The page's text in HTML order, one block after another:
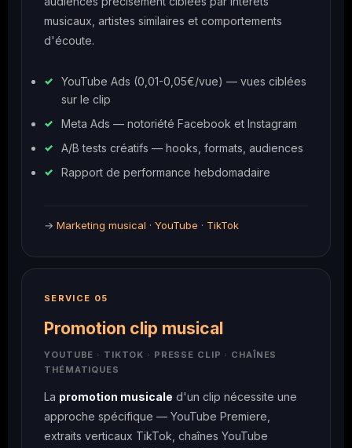
musicaux, artistes similaires et comportements
d'écoute.
YouTube Ads (0,01-0,05€/vue) — vues ciblées
sur le clip
Meta Ads — notoriété Facebook et Instagram
A/B tests créatifs — hooks, formats, audiences
Rapport de performance hebdomadaire
→Marketing musical ·YouTube · TikTok
SERVICE 05
Promotion clip musical
YOUTUBE · TIKTOK · PRESSE CLIP · CHAÎNES
THÉMATIQUES
La promotion musicale d'un clip nécessite une
approche spécifique — YouTube Premiere,
extraits verticaux TikTok, chaînes YouTube